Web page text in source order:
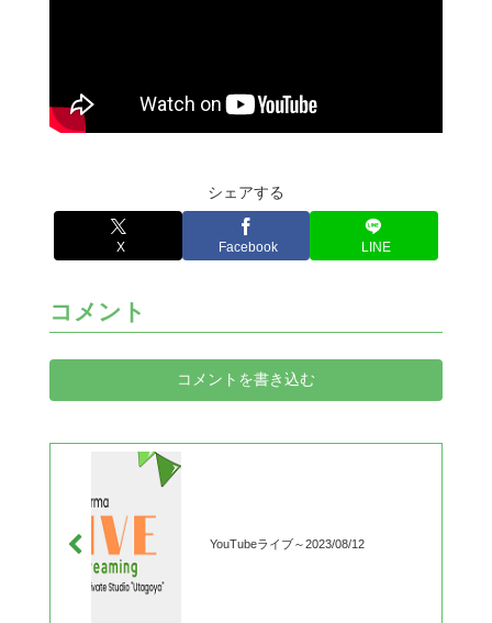
シェアする
X Facebook LINE
コメント
コメントを書き込む
YouTubeライブ～2023/08/12